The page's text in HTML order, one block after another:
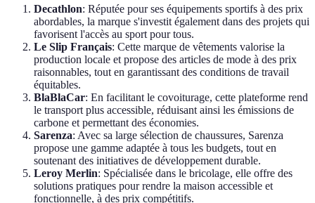
Decathlon: Réputée pour ses équipements sportifs à des prix
abordables, la marque s'investit également dans des projets qui
favorisent l'accès au sport pour tous.
Le Slip Français: Cette marque de vêtements valorise la
production locale et propose des articles de mode à des prix
raisonnables, tout en garantissant des conditions de travail
équitables.
BlaBlaCar: En facilitant le covoiturage, cette plateforme rend
le transport plus accessible, réduisant ainsi les émissions de
carbone et permettant des économies.
Sarenza: Avec sa large sélection de chaussures, Sarenza
propose une gamme adaptée à tous les budgets, tout en
soutenant des initiatives de développement durable.
Leroy Merlin: Spécialisée dans le bricolage, elle offre des
solutions pratiques pour rendre la maison accessible et
fonctionnelle, à des prix compétitifs.